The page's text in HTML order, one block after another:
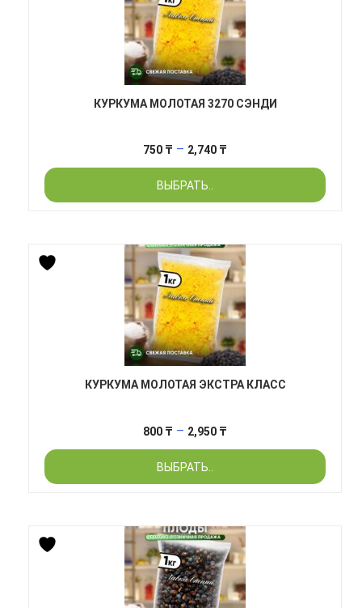
КУРКУМА МОЛОТАЯ 3270 СЭНДИ
750 ₸ – 2,740 ₸
цен:
–
ВЫБРАТЬ..
КУРКУМА МОЛОТАЯ ЭКСТРА КЛАСС
800 ₸ – 2,950 ₸
цен:
–
ВЫБРАТЬ..